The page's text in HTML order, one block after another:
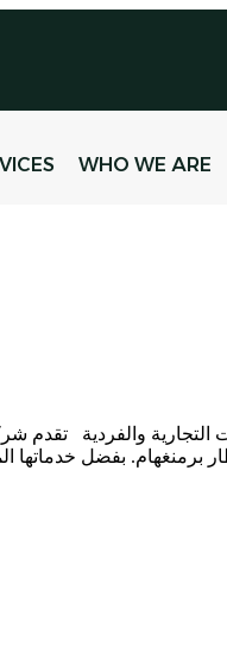
WHO WE ARE
والفردية تقدم